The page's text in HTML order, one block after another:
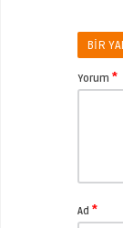
BIR
Yorum *
Ad *